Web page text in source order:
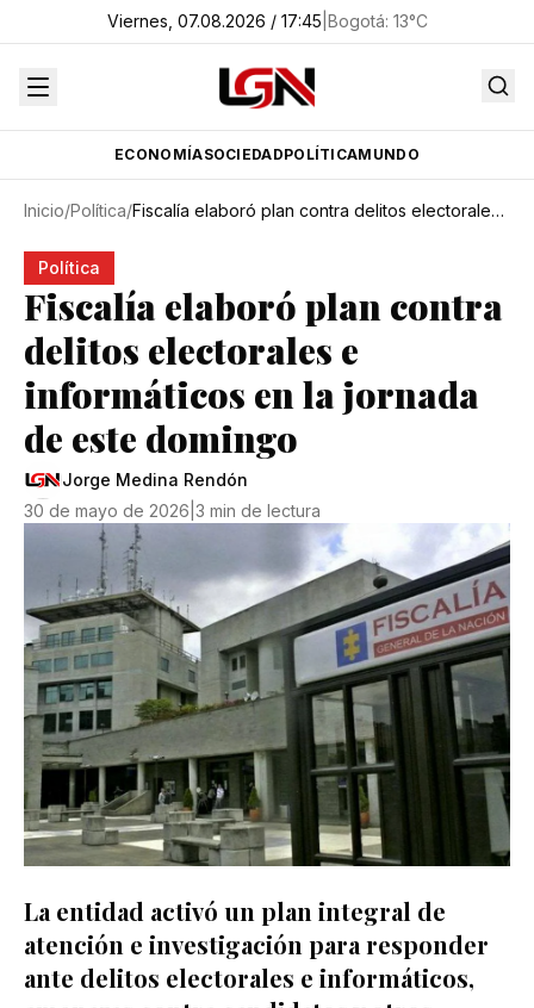
Viernes, 07.08.2026 / 17:45 Bogotá: 13°C
ECONOMÍASOCIEDADPOLÍTICAMUNDO
Inicio/Política/ Fiscalía elaboró plan contra delitos electorales e informáticos en la jornada de este domingo
Política
Fiscalía elaboró plan contra
delitos electorales e
informáticos en la jornada
de este domingo
Jorge Medina Rendón
30 de mayo de 2026 3 min de lectura
La entidad activó un plan integral de
atención e investigación para responder
ante delitos electorales e informáticos,